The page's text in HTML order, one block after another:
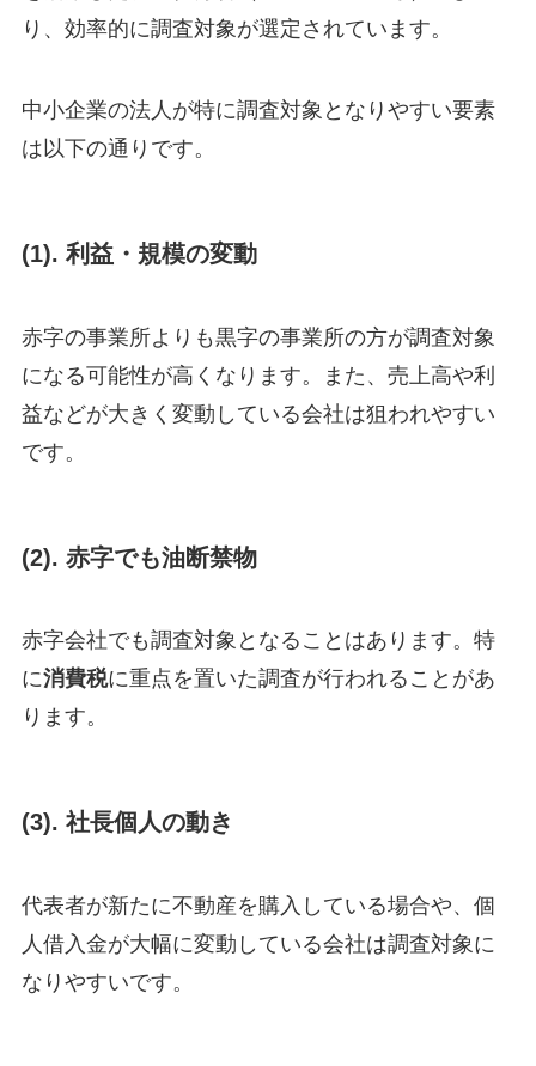
り、効率的に調査対象が選定されています。
中小企業の法人が特に調査対象となりやすい要素
は以下の通りです。
(1).利益・規模の変動
赤字の事業所よりも黒字の事業所の方が調査対象
になる可能性が高くなります。また、売上高や利
益などが大きく変動している会社は狙われやすい
です。
(2). 赤字でも油断禁物
赤字会社でも調査対象となることはあります。特
に消費税に重点を置いた調査が行われることがあ
ります。
(3). 社長個人の動き
代表者が新たに不動産を購入している場合や、個
人借入金が大幅に変動している会社は調査対象に
なりやすいです。